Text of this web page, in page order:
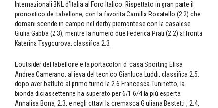
Internazionali BNL d’Italia al Foro Italico. Rispettato in gran parte il
pronostico del tabellone, con la favorita Camilla Rosatello (2.2) che
domani scende in campo nel derby piemontese con la casalese
Giulia Gabba (2.3), mentre la numero due Federica Prati (2.2) affronta
Katerina Tsygourova, classifica 2.3.
L’outsider del tabellone è la portacolori di casa Sporting Elisa
Andrea Camerano, allieva del tecnico Gianluca Luddi, classifica 2.5:
dopo aver battuto al primo turno la 2.6 Francesca Tuninetto, la
bionda diciassettenne ha superato per 6/1 6/4 la più esperta
Annalisa Bona, 2.3, e negli ottavi la cremasca Giuliana Bestetti , 2.4,